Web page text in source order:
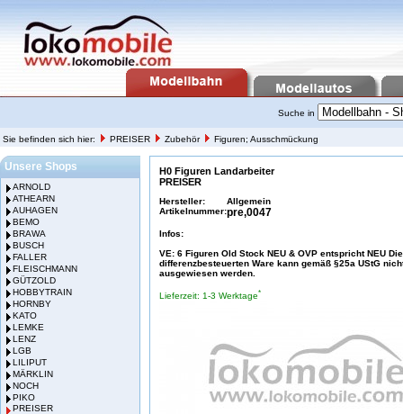
Suche in
Sie befinden sich hier: PREISER Zubehör Figuren; Ausschmückung
Unsere Shops
ARNOLD
ATHEARN
AUHAGEN
BEMO
BRAWA
BUSCH
FALLER
FLEISCHMANN
GÜTZOLD
HOBBYTRAIN
HORNBY
KATO
LEMKE
LENZ
LGB
LILIPUT
MÄRKLIN
NOCH
PIKO
PREISER
H0 Figuren Landarbeiter
PREISER
Hersteller:
Allgemein
Artikelnummer:pre,0047
Infos:
VE: 6 Figuren Old Stock NEU & OVP entspricht NEU
differenzbesteuerten Ware kann gemäß §25a UStG
ausgewiesen werden.
Lieferzeit: 1-3 Werktage*